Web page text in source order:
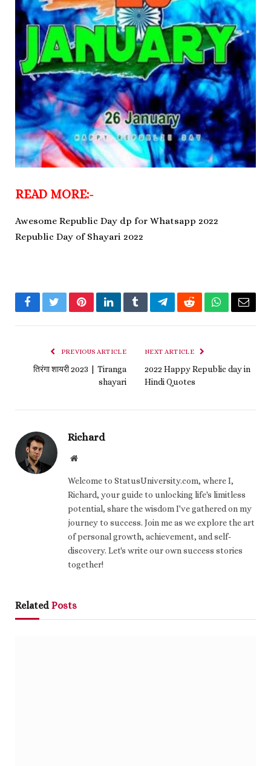
READ MORE:-
Awesome Republic Day dp for Whatsapp 2022
Republic Day of Shayari 2022
FacebookTwitterPinterestLinkedInTumblrTelegramRedditWhatsApp
Email
PREVIOUS ARTICLE
तिरंगा शायरी 2023 | Tiranga
shayari
NEXT ARTICLE
2022 Happy Republic day in
Hindi Quotes
Richard
Website
Welcome to StatusUniversity.com, where I,
Richard, your guide to unlocking life's limitless
potential, share the wisdom I've gathered on my
journey to success. Join me as we explore the art
of personal growth, achievement, and self-
discovery. Let's write our own success stories
together!
Related Posts